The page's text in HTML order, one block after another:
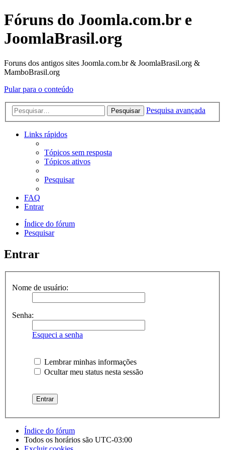
Fóruns do Joomla.com.br e
JoomlaBrasil.org
Foruns dos antigos sites Joomla.com.br & JoomlaBrasil.org &
MamboBrasil.org
Pular para o conteúdo
Pesquisar Pesquisa avançada
Links rápidos
Tópicos sem resposta
Tópicos ativos
Pesquisar
FAQ
Entrar
Índice do fórum
Pesquisar
Entrar
Nome de usuário:
Senha:
Esqueci a senha
Lembrar minhas informações
Ocultar meu status nesta sessão
Índice do fórum
Todos os horários são UTC-03:00